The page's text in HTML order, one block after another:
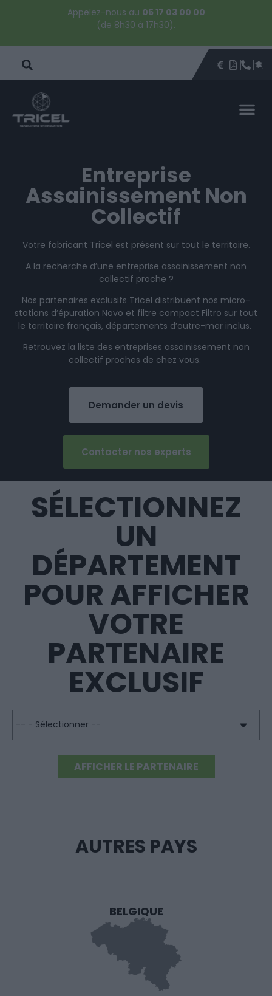
Appelez-nous au 05 17 03 00 00
(de 8h30 à 17h30).
DEVISÊTRE
Entreprise
Assainissement Non
Collectif
Votre fabricant Tricel est présent sur tout le territoire.
A la recherche d’une entreprise assainissement non
collectif proche ?
Nos partenaires exclusifs Tricel distribuent nos micro-
stations d’épuration Novo et filtre compact Filtro sur tout
le territoire français, départements d’outre-mer inclus.
Retrouvez la liste des entreprises assainissement non
collectif proches de chez vous.
Demander un devis
Contacter nos experts
SÉLECTIONNEZ
UN
DÉPARTEMENT
POUR AFFICHER
VOTRE
PARTENAIRE
EXCLUSIF
AUTRES PAYS
BELGIQUE